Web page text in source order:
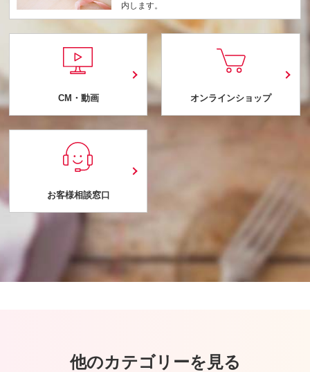
内します。
CM・動画 オンラインショップ
お客様相談窓口
他のカテゴリーを見る